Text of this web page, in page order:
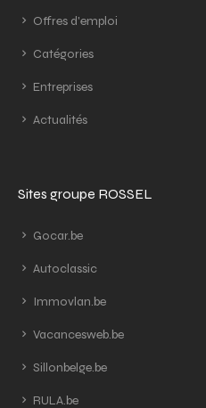
Offres d'emploi
Catégories
Entreprises
Actualités
Sites groupe ROSSEL
Gocar.be
Autoclassic
Immovlan.be
Vacancesweb.be
Sillonbelge.be
RULA.be